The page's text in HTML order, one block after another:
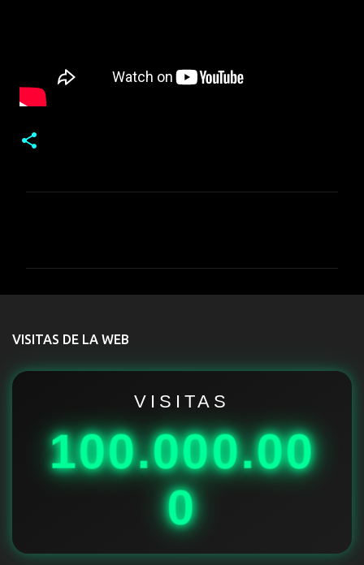
t
r
VISITAS DE LA WEB
VISITAS
100.000.00
0